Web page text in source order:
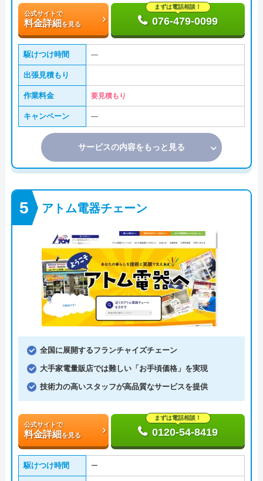
公式サイトで
料金詳細を見る
まずは電話相談！
076-479-0099
駆けつけ時間 ―
出張見積もり
作業料金 要見積もり
キャンペーン ―
サービスの内容をもっと見る
アトム電器チェーン
全国に展開するフランチャイズチェーン
大手家電量販店では難しい「お手頃価格」を実現
技術力の高いスタッフが高品質なサービスを提供
公式サイトで
料金詳細を見る
まずは電話相談！
0120-54-8419
駆けつけ時間 ー